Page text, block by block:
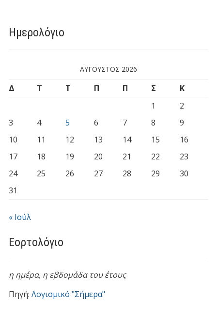
Ημερολόγιο
ΑΎΓΟΥΣΤΟΣ 2026
Δ Τ Τ Π Π Σ
Κ
1
2
3
4 5 6 7 8
9
10
11 12 13 14 15
16
17
18 19 20 21 22
23
24
25 26 27 28 29
30
31
« Ιούλ
Εορτολόγιο
η ημέρα, η εβδομάδα του έτους
Πηγή: Λογισμικό "Σήμερα"